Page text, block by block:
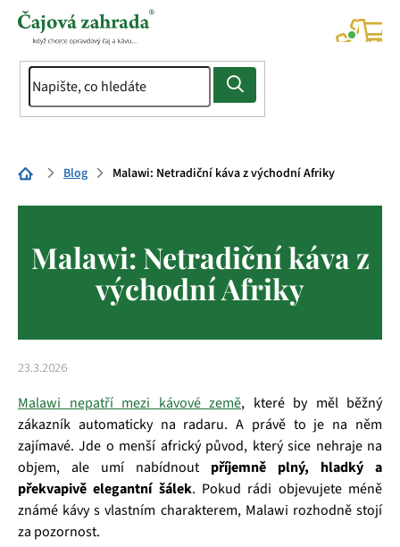
Přejít
Domů Blog Malawi: Netradiční káva z východní Afriky
Malawi: Netradiční káva z
východní Afriky
23.3.2026
Malawi nepatří mezi kávové země, které by měl běžný
zákazník automaticky na radaru. A právě to je na něm
zajímavé. Jde o menší africký původ, který sice nehraje na
objem, ale umí nabídnout příjemně plný, hladký a
překvapivě elegantní šálek. Pokud rádi objevujete méně
známé kávy s vlastním charakterem, Malawi rozhodně stojí
za pozornost.